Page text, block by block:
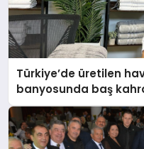
Türkiye’de üretilen
banyosunda baş